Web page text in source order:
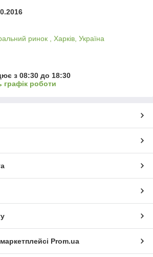
ринок , Харків, Україна
з 08:30 до 18:30
графік роботи
Prom.ua